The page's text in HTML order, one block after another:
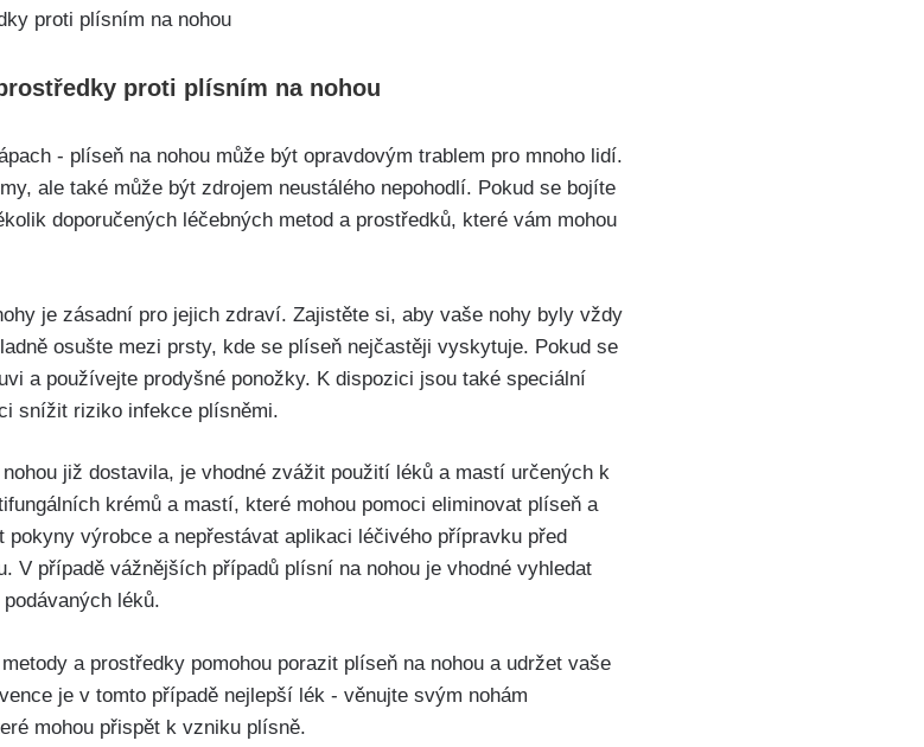
proti plísním na ⁣nohou
‌- plíseň ​na⁢ nohou ‍může být opravdovým trablem pro⁣ mnoho​ lidí.
⁤ale také může být zdrojem neustálého‌ nepohodlí. Pokud se bojíte
doporučených léčebných metod a prostředků,⁤ které ⁣vám mohou
‌je zásadní ‌pro ⁣jejich zdraví.⁣ Zajistěte si, aby vaše nohy ​byly vždy
osušte ⁣mezi prsty, kde⁢ se plíseň⁤ nejčastěji ⁢vyskytuje. Pokud se
a ​používejte prodyšné‍ ponožky. K⁣ dispozici ⁤jsou také speciální
⁣snížit ‌riziko infekce ⁣plísněmi.
již dostavila, ⁢je vhodné zvážit ⁢použití‍ léků a mastí určených k⁤
krémů a mastí, ⁤které mohou pomoci ⁤eliminovat plíseň a
​výrobce a nepřestávat aplikaci ⁢léčivého přípravku před
⁢V případě vážnějších ⁣případů plísní na‌ nohou je ‍vhodné⁤ vyhledat
⁤léků.
a prostředky pomohou porazit plíseň ​na nohou‍ a ‍udržet vaše
je v ‌tomto případě nejlepší lék ⁤- věnujte svým‌ nohám
mohou‌ přispět ‌k‍ vzniku plísně.